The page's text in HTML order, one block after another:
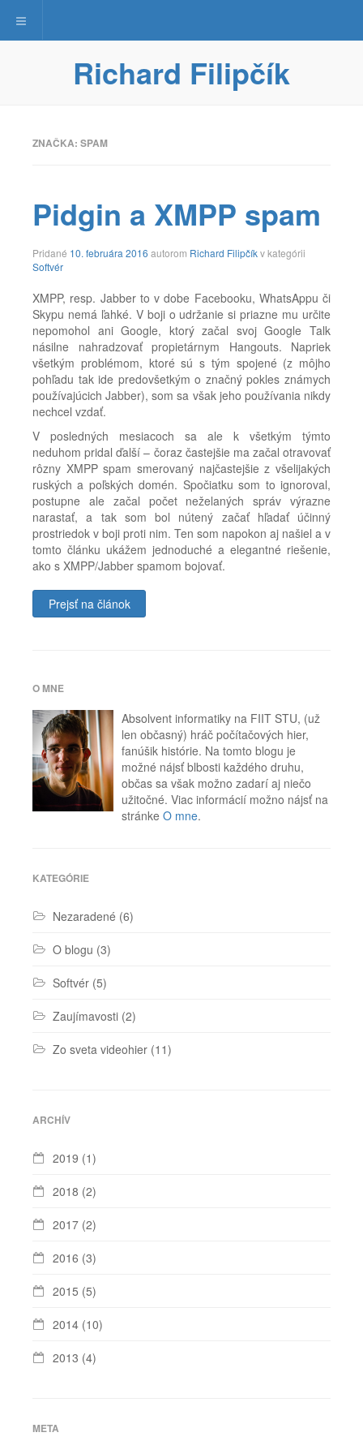
Toggle navigation
Richard Filipčík
ZNAČKA: SPAM
Pidgin a XMPP spam
Pridané 10. februára 2016 9.
autorom Richard Filipčíkv kategórii
Softvér
XMPP, resp. Jabber to v dobe Facebooku, WhatsAppu či
Skypu nemá ľahké. V boji o udržanie si priazne mu určite
nepomohol ani Google, ktorý začal svoj Google Talk
násilne nahradzovať propietárnym Hangouts. Napriek
všetkým problémom, ktoré sú s tým spojené (z môjho
pohľadu tak ide predovšetkým o značný pokles známych
používajúcich Jabber), som sa však jeho používania nikdy
nechcel vzdať.
V posledných mesiacoch sa ale k všetkým týmto
neduhom pridal ďalší – čoraz častejšie ma začal otravovať
rôzny XMPP spam smerovaný najčastejšie z všelijakých
ruských a poľských domén. Spočiatku som to ignoroval,
postupne ale začal počet neželaných správ výrazne
narastať, a tak som bol nútený začať hľadať účinný
prostriedok v boji proti nim. Ten som napokon aj našiel a v
tomto článku ukážem jednoduché a elegantné riešenie,
ako s XMPP/Jabber spamom bojovať.
Prejsť na článok
plugin,
Please,
spam,
XMPP
O MNE
Absolvent informatiky na FIIT STU, (už
len občasný) hráč počítačových hier,
fanúšik histórie. Na tomto blogu je
možné nájsť blbosti každého druhu,
občas sa však možno zadarí aj niečo
užitočné. Viac informácií možno nájsť na
stránke O mne.
KATEGÓRIE
Nezaradené (6)
O blogu (3)
Softvér (5)
Zaujímavosti (2)
Zo sveta videohier (11)
ARCHÍV
2019 (1)
2018 (2)
2017 (2)
2016 (3)
2015 (5)
2014 (10)
2013 (4)
META